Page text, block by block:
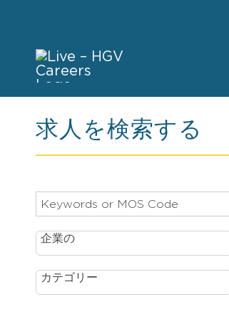
求人を検索する
企業の
カテゴリー